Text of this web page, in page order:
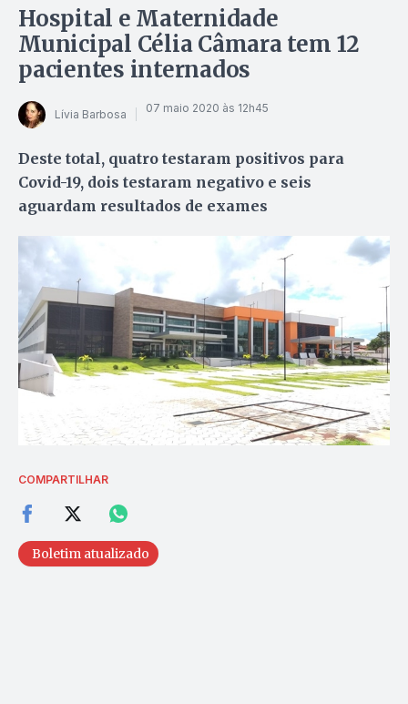
Hospital e Maternidade
Municipal Célia Câmara tem 12
pacientes internados
Lívia Barbosa 07 maio 2020 às 12h45
Deste total, quatro testaram positivos para
Covid-19, dois testaram negativo e seis
aguardam resultados de exames
COMPARTILHAR
Boletim atualizado